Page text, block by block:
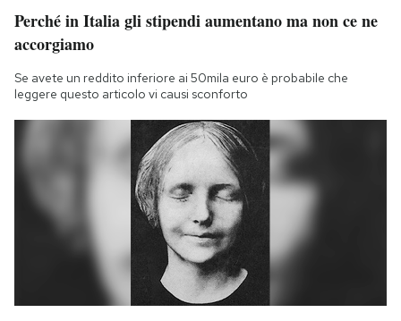
Perché in Italia gli stipendi aumentano ma non ce ne
accorgiamo
Se avete un reddito inferiore ai 50mila euro è probabile che
leggere questo articolo vi causi sconforto